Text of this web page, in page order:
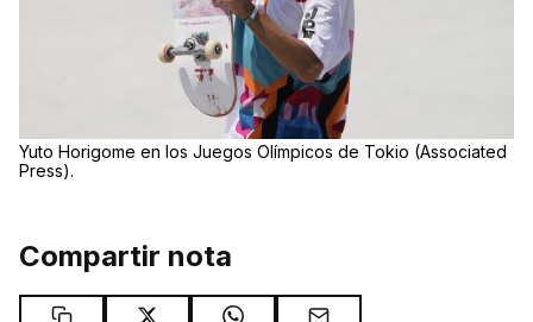
Yuto Horigome en los Juegos Olímpicos de Tokio (Associated
Press).
Compartir nota